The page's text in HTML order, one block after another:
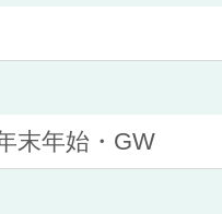
末年始・GW